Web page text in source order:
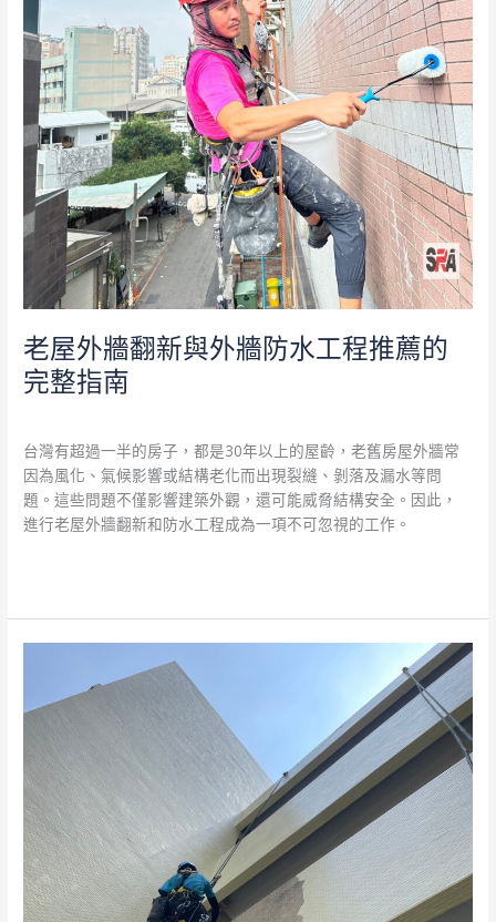
老屋外牆翻新與外牆防水工程推薦的
完整指南
台灣有超過一半的房子，都是30年以上的屋齡，老舊房屋外牆常
因為風化、氣候影響或結構老化而出現裂縫、剝落及漏水等問
題。這些問題不僅影響建築外觀，還可能威脅結構安全。因此，
進行老屋外牆翻新和防水工程成為一項不可忽視的工作。
程
推
薦
完
整
指
南
防
水
推
薦
｜
專
業